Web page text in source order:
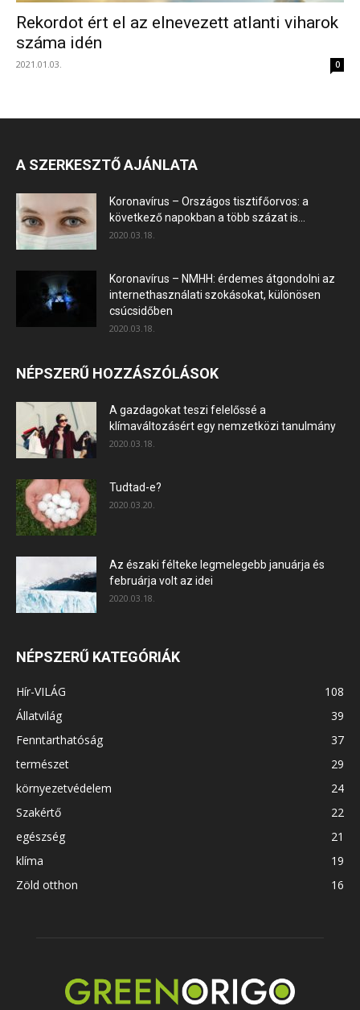
Rekordot ért el az elnevezett atlanti viharok
száma idén
2021.01.03. 0
A SZERKESZTŐ AJÁNLATA
Koronavírus – Országos tisztifőorvos: a
következő napokban a több százat is...
2020.03.18.
Koronavírus – NMHH: érdemes átgondolni az
internethasználati szokásokat, különösen
csúcsidőben
2020.03.18.
NÉPSZERŰ HOZZÁSZÓLÁSOK
A gazdagokat teszi felelőssé a
klímaváltozásért egy nemzetközi tanulmány
2020.03.18.
Tudtad-e?
2020.03.20.
Az északi félteke legmelegebb januárja és
februárja volt az idei
2020.03.18.
NÉPSZERŰ KATEGÓRIÁK
Hír-VILÁG
108
Állatvilág
39
Fenntarthatóság
37
természet
29
környezetvédelem
24
Szakértő
22
egészség
21
klíma
19
Zöld otthon
16